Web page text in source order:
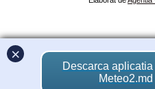
×
Descarca aplicatia
Meteo2.md